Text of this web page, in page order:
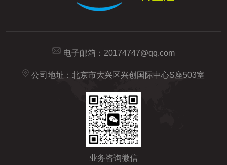
电子邮箱： 20174747@qq.com
公司地址：北京市大兴区兴创国际中心S座503室
业务咨询微信